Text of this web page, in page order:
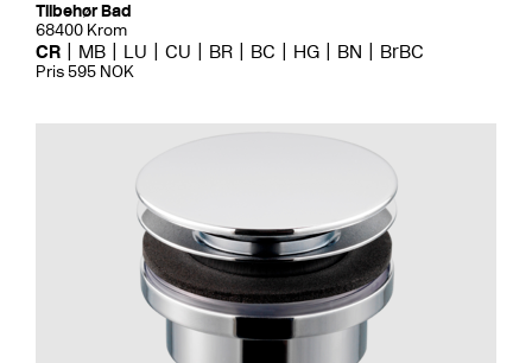
Tilbehør Bad
68400 Krom
CR MB LU CU BR BC HG BN BrBC
Pris 595 NOK